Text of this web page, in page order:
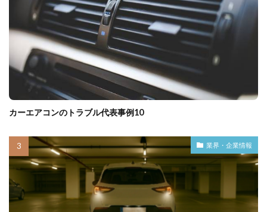
カーエアコンのトラブル代表事例10
業界・企業情報